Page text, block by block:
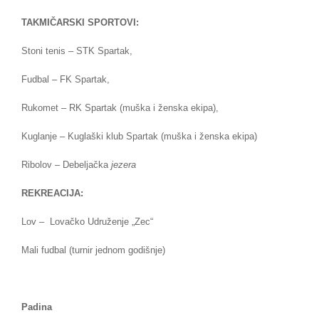
TAKMIČARSKI SPORTOVI:
Stoni tenis – STK Spartak,
Fudbal – FK Spartak,
Rukomet – RK Spartak (muška i ženska ekipa),
Kuglanje – Kuglaški klub Spartak (muška i ženska ekipa)
Ribolov – Debeljačka jezera
REKREACIJA:
Lov – Lovačko Udruženje „Zec“
Mali fudbal (turnir jednom godišnje)
Padina